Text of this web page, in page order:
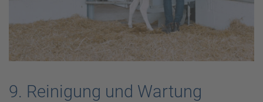
9. Reinigung und Wartung